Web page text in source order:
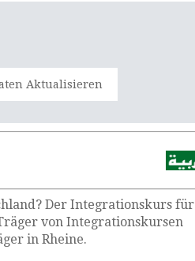
Aktualisieren
Der Integrationskurs für
von Integrationskursen
in Rheine.